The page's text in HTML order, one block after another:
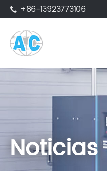
 +86-13923773106
Noticias